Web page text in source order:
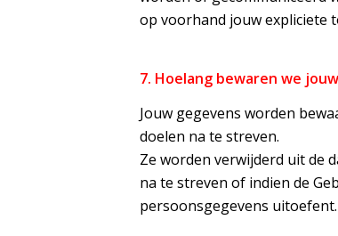
op voorhand jouw expliciete
7. Hoelang bewaren we
Jouw gegevens worden
doelen na te streven.
Ze worden verwijderd uit de
na te streven of indien de
persoonsgegevens uitoefent.